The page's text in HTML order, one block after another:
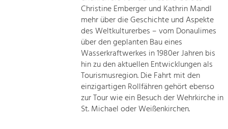
Christine Emberger und Kathrin Mandl
mehr über die Geschichte und Aspekte
des Weltkulturerbes – vom Donaulimes
über den geplanten Bau eines
Wasserkraftwerkes in 1980er Jahren bis
hin zu den aktuellen Entwicklungen als
Tourismusregion. Die Fahrt mit den
einzigartigen Rollfähren gehört ebenso
zur Tour wie ein Besuch der Wehrkirche in
St. Michael oder Weißenkirchen.